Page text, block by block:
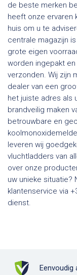
de beste merken
heeft onze ervaren
huis om u te
centrale magazijn
grote eigen
worden ingepakt
verzonden. Wij zijn
dealer van een
het juiste adres als
brandveilig maken
betrouwbare en
leveren wij
vluchtladders van
over onze
uw unieke
klantenservice via
dienst.
Eenvoudig